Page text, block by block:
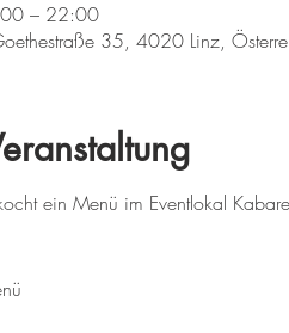
– 22:00
35, 4020 Linz,
ein Menü im Eventlokal